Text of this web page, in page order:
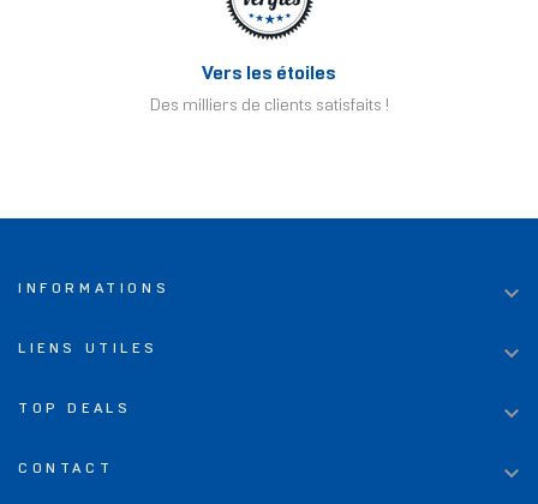
Vers les étoiles
Des milliers de clients satisfaits !
INFORMATIONS 
LIENS UTILES 
TOP DEALS 
CONTACT 